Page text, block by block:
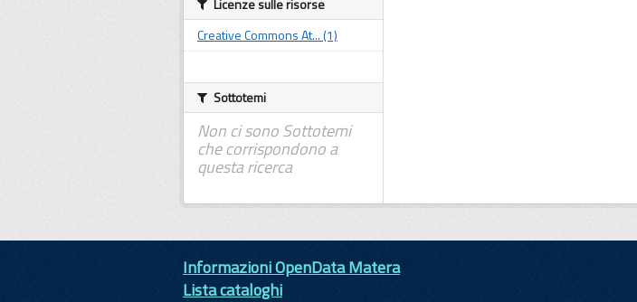
Licenze sulle risorse
Creative Commons At... (1)
Sottotemi
Non ci sono Sottotemi
che corrispondono a
questa ricerca
Informazioni OpenData Matera
Lista cataloghi